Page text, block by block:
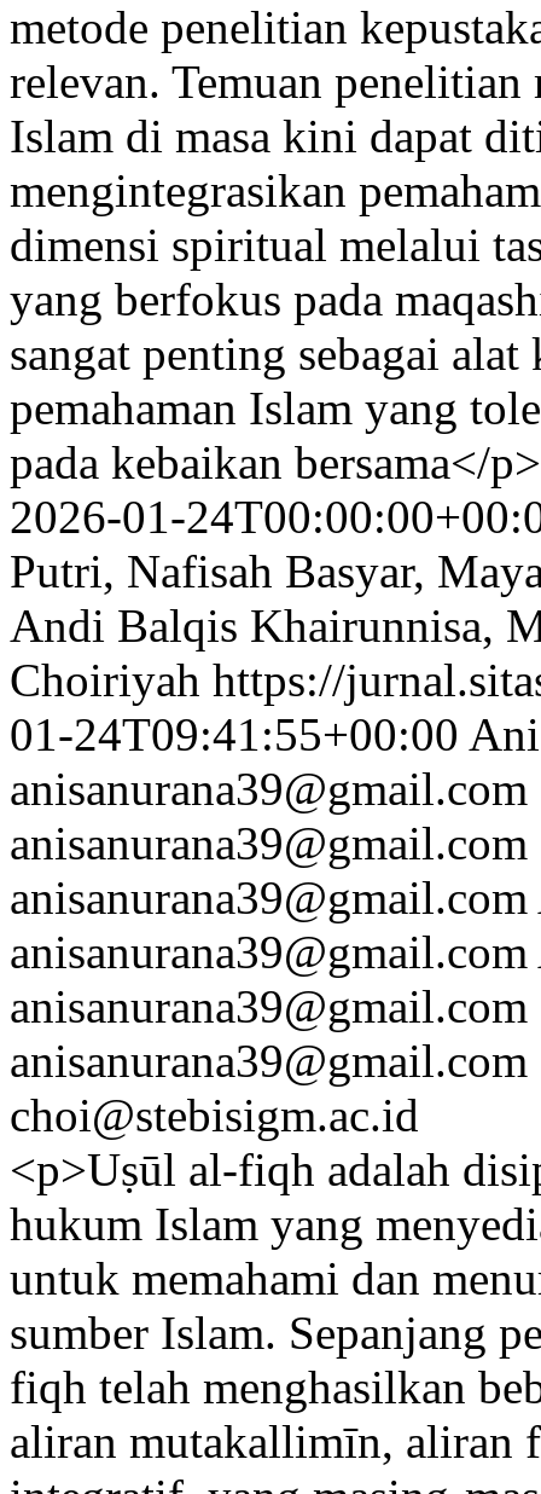
metode penelitian
relevan. Temuan
Islam di masa kini dapat
mengintegrasikan
dimensi spiritual melalui
yang berfokus pada
sangat penting sebagai
pemahaman Islam yang
pada kebaikan bersama</p>
2026-01-
Putri, Nafisah Basyar,
Andi Balqis Khairunnisa,
Choiriyah https://
01-24T09:41:55+00:00
anisanurana39@gmail.com
anisanurana39@gmail.com
anisanurana39@gmail.com
anisanurana39@gmail.com
anisanurana39@gmail.com
anisanurana39@gmail.com
choi@stebisigm.ac.id
<p>Uṣūl al-fiqh adalah
hukum Islam yang
untuk memahami dan
sumber Islam. Sepanjang
fiqh telah menghasilkan
aliran mutakallimīn, aliran